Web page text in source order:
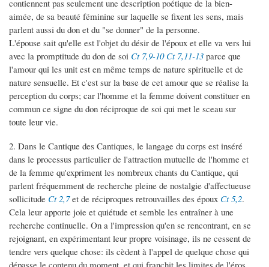
contiennent pas seulement une description poétique de la bien-
aimée, de sa beauté féminine sur laquelle se fixent les sens, mais
parlent aussi du don et du "se donner" de la personne.
L'épouse sait qu'elle est l'objet du désir de l'époux et elle va vers lui
avec la promptitude du don de soi Ct 7,9-10 Ct 7,11-13 parce que
l'amour qui les unit est en même temps de nature spirituelle et de
nature sensuelle. Et c'est sur la base de cet amour que se réalise la
perception du corps; car l'homme et la femme doivent constituer en
commun ce signe du don réciproque de soi qui met le sceau sur
toute leur vie.
2. Dans le Cantique des Cantiques, le langage du corps est inséré
dans le processus particulier de l'attraction mutuelle de l'homme et
de la femme qu'expriment les nombreux chants du Cantique, qui
parlent fréquemment de recherche pleine de nostalgie d'affectueuse
sollicitude Ct 2,7et de réciproques retrouvailles des époux Ct 5,2.
Cela leur apporte joie et quiétude et semble les entraîner à une
recherche continuelle. On a l'impression qu'en se rencontrant, en se
rejoignant, en expérimentant leur propre voisinage, ils ne cessent de
tendre vers quelque chose: ils cèdent à l'appel de quelque chose qui